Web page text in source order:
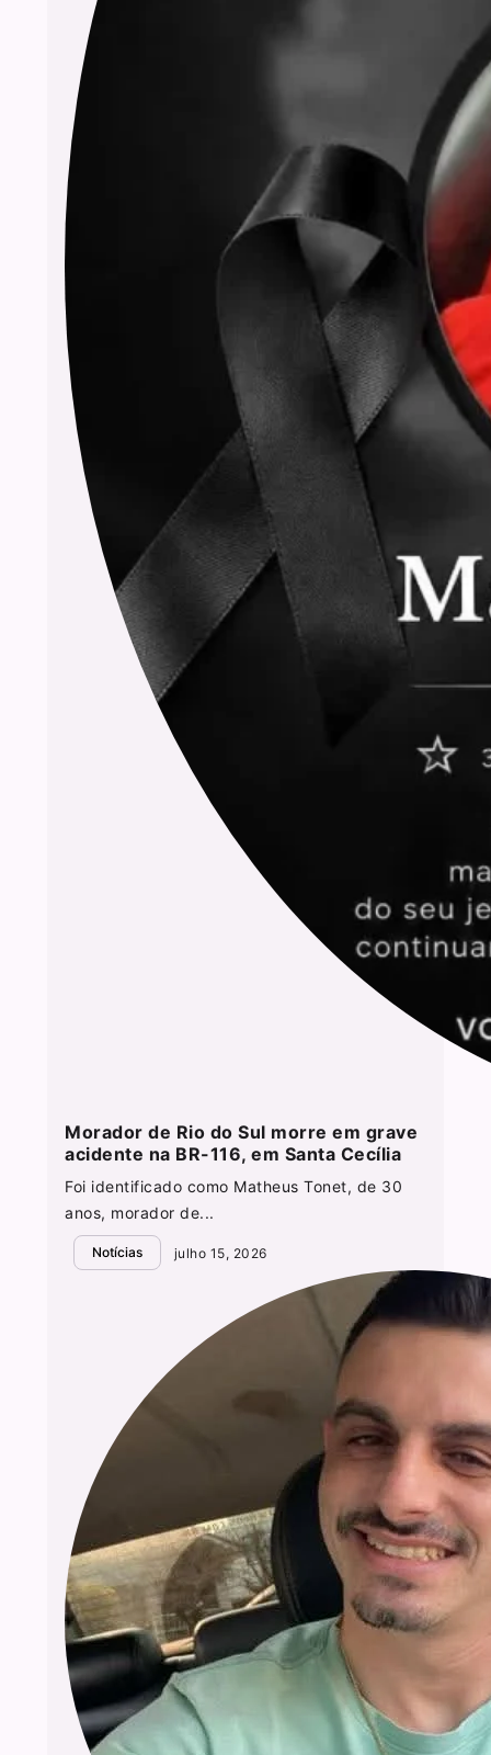
Morador de Rio do Sul morre em grave
acidente na BR-116, em Santa Cecília
Foi identificado como Matheus Tonet, de 30
anos, morador de...
Notícias julho 15, 2026